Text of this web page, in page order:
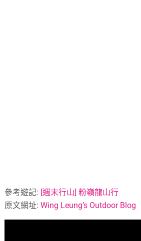
參考遊記: [週末行山] 粉嶺龍山行
原文網址:Wing Leung’s Outdoor Blog